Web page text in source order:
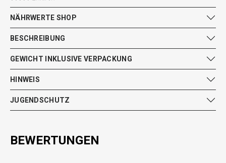
NÄHRWERTE SHOP
BESCHREIBUNG
GEWICHT INKLUSIVE VERPACKUNG
HINWEIS
JUGENDSCHUTZ
BEWERTUNGEN